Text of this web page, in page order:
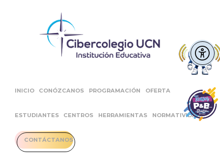
INICIO CONÓZCANOS PROGRAMACIÓN OFERTA
ESTUDIANTES CENTROS HERRAMIENTAS NORMATIVIDAD
CONTÁCTANOS